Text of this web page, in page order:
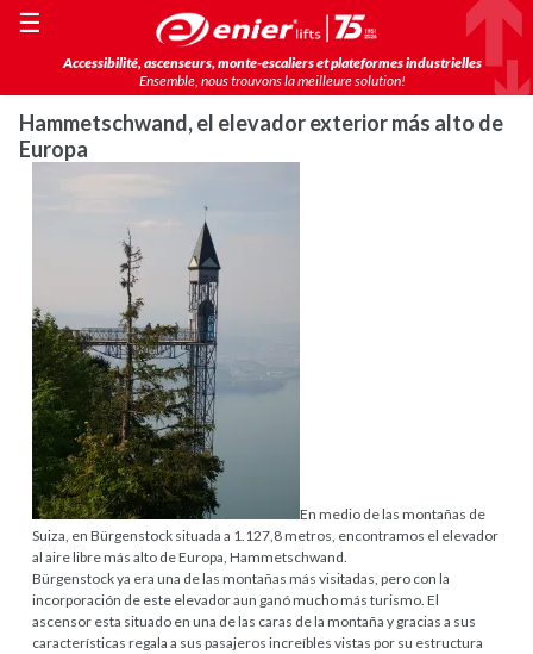
Accessibilité, ascenseurs, monte-escaliers et plateformes industrielles
Ensemble, nous trouvons la meilleure solution!
☰
Hammetschwand, el elevador exterior más alto de
Europa
En medio de las montañas de
Suiza, en Bürgenstock situada a 1.127,8 metros, encontramos el elevador
al aire libre más alto de Europa, Hammetschwand.
Bürgenstock ya era una de las montañas más visitadas, pero con la
incorporación de este elevador aun ganó mucho más turismo. El
ascensor esta situado en una de las caras de la montaña y gracias a sus
características regala a sus pasajeros increíbles vistas por su estructura